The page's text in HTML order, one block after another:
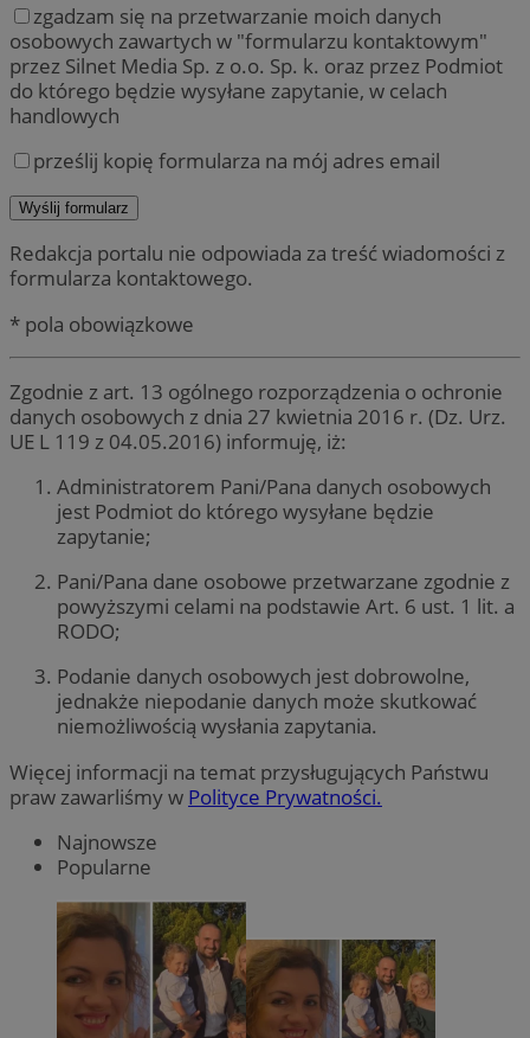
zgadzam się na przetwarzanie moich danych
osobowych zawartych w "formularzu kontaktowym"
przez Silnet Media Sp. z o.o. Sp. k. oraz przez Podmiot
do którego będzie wysyłane zapytanie, w celach
handlowych
prześlij kopię formularza na mój adres email
Redakcja portalu nie odpowiada za treść wiadomości z
formularza kontaktowego.
* pola obowiązkowe
Zgodnie z art. 13 ogólnego rozporządzenia o ochronie
danych osobowych z dnia 27 kwietnia 2016 r. (Dz. Urz.
UE L 119 z 04.05.2016) informuję, iż:
Administratorem Pani/Pana danych osobowych
jest Podmiot do którego wysyłane będzie
zapytanie;
Pani/Pana dane osobowe przetwarzane zgodnie z
powyższymi celami na podstawie Art. 6 ust. 1 lit. a
RODO;
Podanie danych osobowych jest dobrowolne,
jednakże niepodanie danych może skutkować
niemożliwością wysłania zapytania.
Więcej informacji na temat przysługujących Państwu
praw zawarliśmy w Polityce Prywatności.
Najnowsze
Popularne